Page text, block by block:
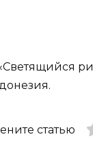
«Светящийся
статью